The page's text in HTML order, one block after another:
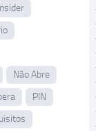
Não Abre
PIN